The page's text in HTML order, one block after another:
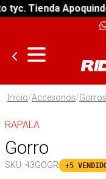
Tienda Apoquindo
Inicio/Accesorios/
RAPALA
Gorro
SKU: 43GOGR +5